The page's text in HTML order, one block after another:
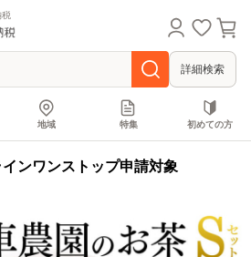
詳細検索
地域 特集 初めての方
ンワンストップ申請対象